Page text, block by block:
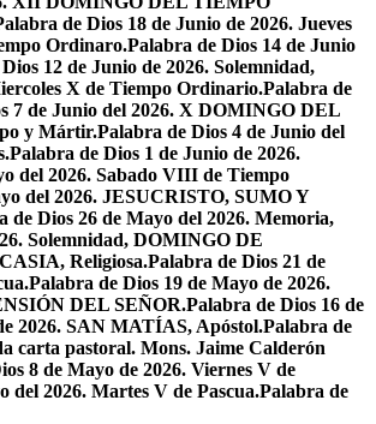
de Dios 18 de Junio de 2026. Jueves
Ordinaro.Palabra de Dios 14 de Junio
12 de Junio de 2026. Solemnidad,
X de Tiempo Ordinario.Palabra de
7 de Junio del 2026. X DOMINGO DEL
y Mártir.Palabra de Dios 4 de Junio del
Palabra de Dios 1 de Junio de 2026.
del 2026. Sabado VIII de Tiempo
del 2026. JESUCRISTO, SUMO Y
de Dios 26 de Mayo del 2026. Memoria,
Solemnidad, DOMINGO DE
Religiosa.Palabra de Dios 21 de
Palabra de Dios 19 de Mayo de 2026.
DEL SEÑOR.Palabra de Dios 16 de
2026. SAN MATÍAS, Apóstol.Palabra de
carta pastoral. Mons. Jaime Calderón
8 de Mayo de 2026. Viernes V de
del 2026. Martes V de Pascua.Palabra de